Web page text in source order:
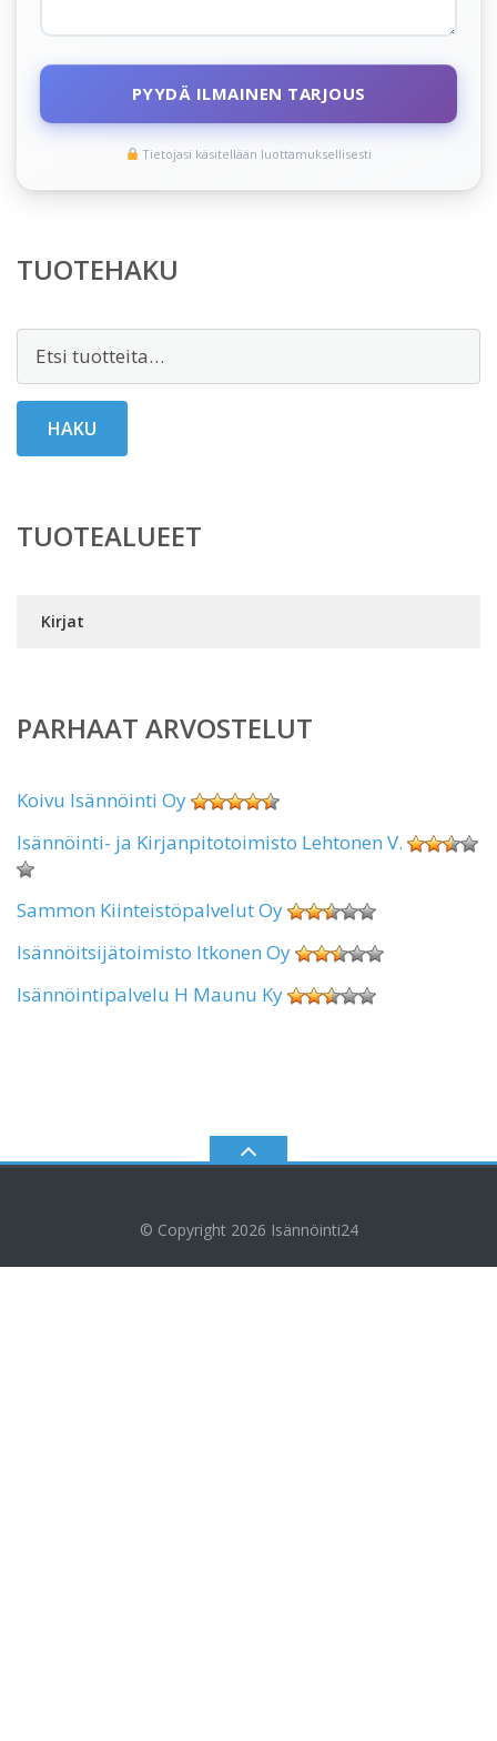
PYYDÄ ILMAINEN TARJOUS
Tietojasi käsitellään luottamuksellisesti
TUOTEHAKU
Etsi:
HAKU
TUOTEALUEET
Kirjat
PARHAAT ARVOSTELUT
Koivu Isännöinti Oy
Isännöinti- ja Kirjanpitotoimisto Lehtonen V.
Sammon Kiinteistöpalvelut Oy
Isännöitsijätoimisto Itkonen Oy
Isännöintipalvelu H Maunu Ky
© Copyright 2026 Isännöinti24